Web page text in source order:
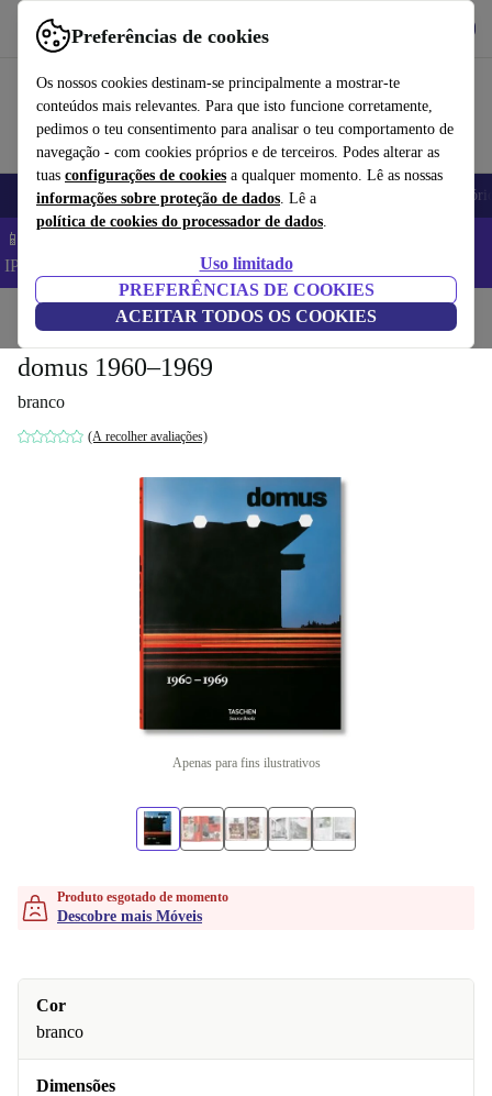
Preferências de cookies
Os nossos cookies destinam-se principalmente a mostrar-te
conteúdos mais relevantes. Para que isto funcione corretamente,
pedimos o teu consentimento para analisar o teu comportamento de
navegação - com cookies próprios e de terceiros. Podes alterar as
tuas configurações de cookies a qualquer momento. Lê as nossas
informações sobre proteção de dados. Lê a
política de cookies do processador de dados.
Uso limitado
PREFERÊNCIAS DE COOKIES
ACEITAR TODOS OS COOKIES
Use o refurbed de forma rápida e fácil
Telemóveis Computadores Portáteis Tablets
📱 Poupa 5% EXTRA em todos os iPhones – Código:
IPHONEDEAL –
Início Casa Móveis
domus 1960–1969
branco
(A recolher avaliações)
Apenas para fins ilustrativos
Produto esgotado de momento
Descobre mais Móveis
Cor
branco
Dimensões